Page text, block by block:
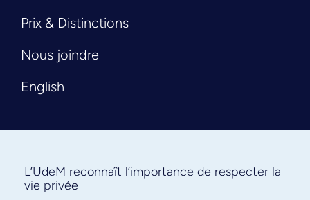
Prix & Distinctions
Nous joindre
English
L’UdeM reconnaît l’importance de respecter la
vie privée